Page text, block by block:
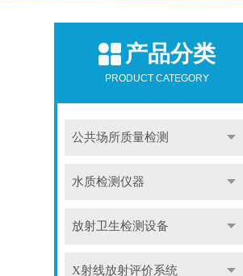
产品分类
PRODUCT CATEGORY
公共场所质量检测
水质检测仪器
放射卫生检测设备
X射线放射评价系统